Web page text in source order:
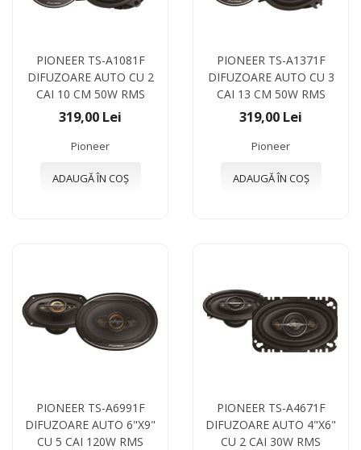
PIONEER TS-A1081F
DIFUZOARE AUTO CU 2
CAI 10 CM 50W RMS
319,00 Lei
Pioneer
ADAUGĂ ÎN COȘ
PIONEER TS-A1371F
DIFUZOARE AUTO CU 3
CAI 13 CM 50W RMS
319,00 Lei
Pioneer
ADAUGĂ ÎN COȘ
PIONEER TS-A6991F
DIFUZOARE AUTO 6"X9"
CU 5 CAI 120W RMS
PIONEER TS-A4671F
DIFUZOARE AUTO 4"X6"
CU 2 CAI 30W RMS